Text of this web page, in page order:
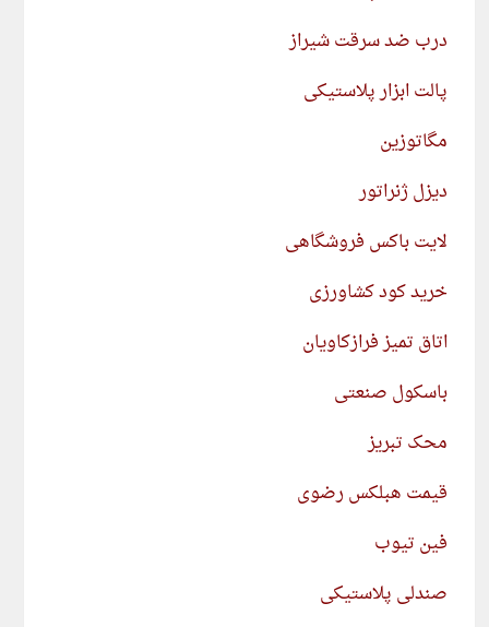
درب ضد سرقت شیراز
پالت ابزار پلاستیکی
مگاتوزین
دیزل ژنراتور
لایت باکس فروشگاهی
خرید کود کشاورزی
اتاق تمیز فرازکاویان
باسکول صنعتی
محک تبریز
قیمت هبلکس رضوی
فین تیوب
صندلی پلاستیکی